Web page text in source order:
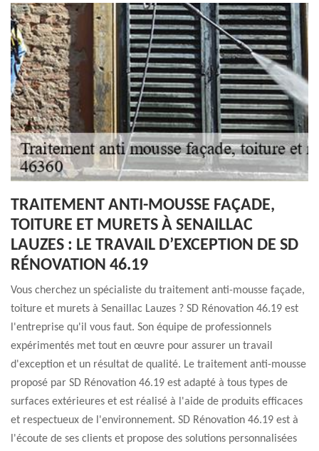
TRAITEMENT ANTI-MOUSSE FAÇADE,
TOITURE ET MURETS À SENAILLAC
LAUZES : LE TRAVAIL D’EXCEPTION DE SD
RÉNOVATION 46.19
Vous cherchez un spécialiste du traitement anti-mousse façade,
toiture et murets à Senaillac Lauzes ? SD Rénovation 46.19 est
l'entreprise qu'il vous faut. Son équipe de professionnels
expérimentés met tout en œuvre pour assurer un travail
d'exception et un résultat de qualité. Le traitement anti-mousse
proposé par SD Rénovation 46.19 est adapté à tous types de
surfaces extérieures et est réalisé à l'aide de produits efficaces
et respectueux de l'environnement. SD Rénovation 46.19 est à
l'écoute de ses clients et propose des solutions personnalisées